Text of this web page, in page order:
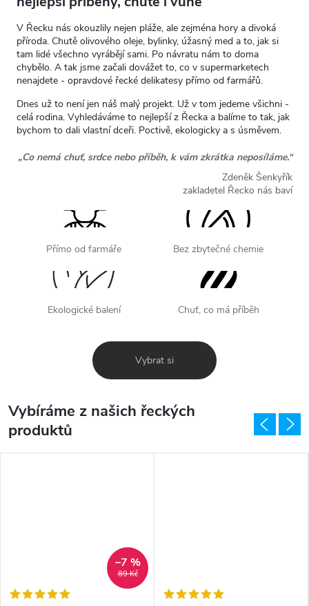
V Řecku nás okouzlily nejen pláže, ale zejména hory a divoká
příroda. Chutě olivového oleje, bylinky, úžasný med a to, jak si
tam lidé všechno vyrábějí sami. Po návratu nám to doma
chybělo. A tak jsme začali dovážet to, co v supermarketech
nenajdete - opravdové řecké delikatesy přímo od farmářů.
Dnes už to není jen náš malý projekt. Už v tom jedeme všichni -
celá rodina. Vyhledáváme to nejlepší z Řecka a balíme to tak, jak
bychom to dali vlastní dceři. Poctivě, ekologicky a s úsměvem.
„Co nemá chuť, srdce nebo příběh, k vám zkrátka neposíláme.“
Zdeněk Šenkyřík
zakladetel Řecko nás baví
Přímo od farmáře Bez zbytečné chemie
Ekologické balení Chuť, co má příběh
Vybrat si
Vybíráme z našich řeckých
produktů
89 Kč
–7 %